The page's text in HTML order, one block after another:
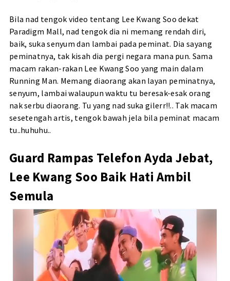
Bila nad tengok video tentang Lee Kwang Soo dekat
Paradigm Mall, nad tengok dia ni memang rendah diri,
baik, suka senyum dan lambai pada peminat. Dia sayang
peminatnya, tak kisah dia pergi negara mana pun. Sama
macam rakan-rakan Lee Kwang Soo yang main dalam
Running Man. Memang diaorang akan layan peminatnya,
senyum, lambai walaupun waktu tu beresak-esak orang
nak serbu diaorang. Tu yang nad suka gilerr!!.. Tak macam
sesetengah artis, tengok bawah jela bila peminat macam
tu..huhuhu..
Guard Rampas Telefon Ayda Jebat,
Lee Kwang Soo Baik Hati Ambil
Semula